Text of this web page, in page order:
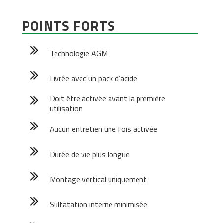
POINTS FORTS
Technologie AGM
Livrée avec un pack d’acide
Doit être activée avant la première
utilisation
Aucun entretien une fois activée
Durée de vie plus longue
Montage vertical uniquement
Sulfatation interne minimisée